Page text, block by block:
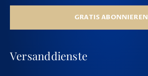
GRATIS ABONNIEREN
Versanddienste